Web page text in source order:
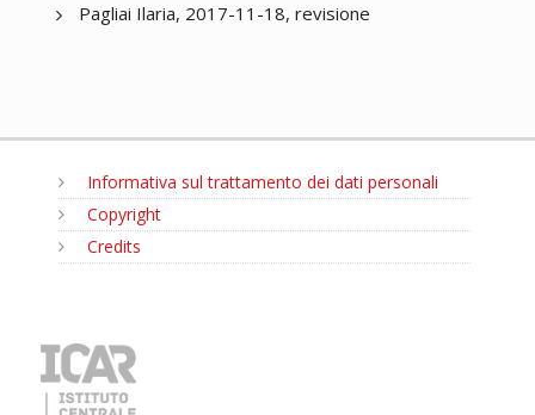
Pagliai Ilaria, 2017-11-18, revisione
Informativa sul trattamento dei dati personali
Copyright
Credits